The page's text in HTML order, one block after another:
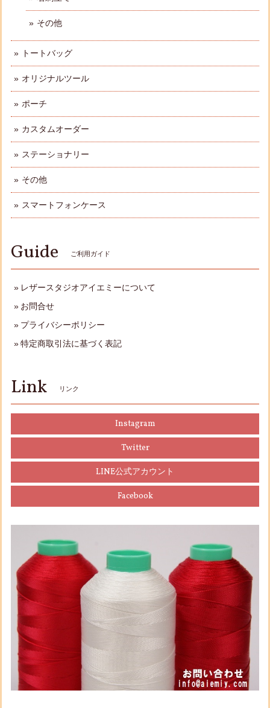
その他
トートバッグ
オリジナルツール
ポーチ
カスタムオーダー
ステーショナリー
その他
スマートフォンケース
Guide ご利用ガイド
レザースタジオアイエミーについて
お問合せ
プライバシーポリシー
特定商取引法に基づく表記
Link リンク
Instagram
Twitter
LINE公式アカウント
Facebook